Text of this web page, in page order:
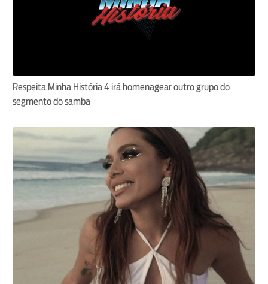
Respeita Minha História 4 irá homenagear outro grupo do
segmento do samba